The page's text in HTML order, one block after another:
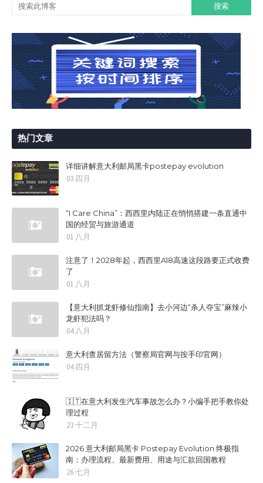
热门文章
详细讲解意大利邮局黑卡postepay evolution
03 四月
“I Care China”：西西里内陆正在悄悄搭建一条直通中
国的经贸与旅游通道
01 八月
注意了！2028年起，西西里A18高速这段路要正式收费
了
01 八月
【意大利抓龙虾修仙指南】去小河边“杀人夺宝”麻辣小
龙虾犯法吗？
04 八月
意大利查居留方法（警察局官网与按手印官网）
04 四月
🇮🇹在意大利发生汽车事故怎么办？小编手把手教你处
理过程
23 十二月
2026 意大利邮局黑卡 Postepay Evolution 终极指
南：办理流程、最新费用、用途与汇款回国教程
26 七月